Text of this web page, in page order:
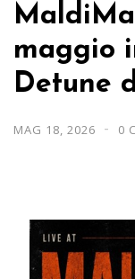
maggio
Detune
MAG 18, 2026 0